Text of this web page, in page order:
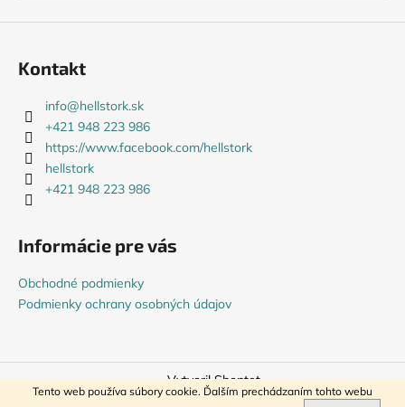
Tento web používa súbory cookie. Ďalším prechádzaním tohto webu
Kontakt
info@hellstork.sk
+421 948 223 986
https://www.facebook.com/hellstork
hellstork
+421 948 223 986
Informácie pre vás
Obchodné podmienky
Podmienky ochrany osobných údajov
Vytvoril Shoptet